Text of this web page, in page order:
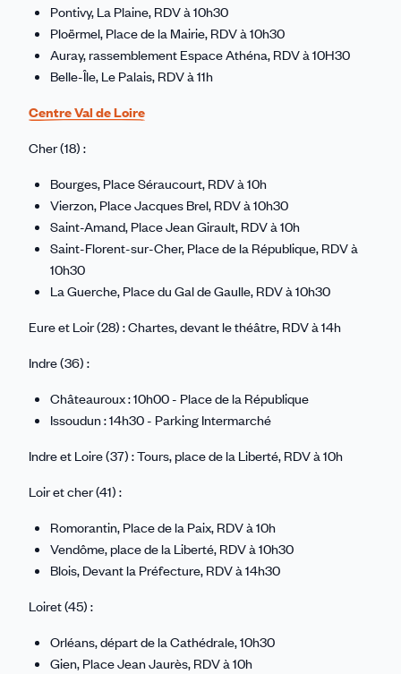
Pontivy, La Plaine, RDV à 10h30
Ploërmel, Place de la Mairie, RDV à 10h30
Auray, rassemblement Espace Athéna, RDV à 10H30
Belle-Île, Le Palais, RDV à 11h
Centre Val de Loire
Cher (18) :
Bourges, Place Séraucourt, RDV à 10h
Vierzon, Place Jacques Brel, RDV à 10h30
Saint-Amand, Place Jean Girault, RDV à 10h
Saint-Florent-sur-Cher, Place de la République, RDV à
10h30
La Guerche, Place du Gal de Gaulle, RDV à 10h30
Eure et Loir (28) : Chartes, devant le théâtre, RDV à 14h
Indre (36) :
Châteauroux : 10h00 - Place de la République
Issoudun : 14h30 - Parking Intermarché
Indre et Loire (37) : Tours, place de la Liberté, RDV à 10h
Loir et cher (41) :
Romorantin, Place de la Paix, RDV à 10h
Vendôme, place de la Liberté, RDV à 10h30
Blois, Devant la Préfecture, RDV à 14h30
Loiret (45) :
Orléans, départ de la Cathédrale, 10h30
Gien, Place Jean Jaurès, RDV à 10h